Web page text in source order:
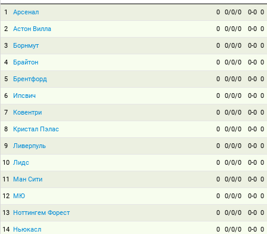
1 Арсенал 0 0/0/0 0-0 0
2 Астон Вилла 0 0/0/0 0-0 0
3 Борнмут 0 0/0/0 0-0 0
4 Брайтон 0 0/0/0 0-0 0
5 Брентфорд 0 0/0/0 0-0 0
6 Ипсвич 0 0/0/0 0-0 0
7 Ковентри 0 0/0/0 0-0 0
8 Кристал Пэлас 0 0/0/0 0-0 0
9 Ливерпуль 0 0/0/0 0-0 0
10 Лидс 0 0/0/0 0-0 0
11 Ман Сити 0 0/0/0 0-0 0
12 МЮ 0 0/0/0 0-0 0
13 Ноттингем Форест 0 0/0/0 0-0 0
14 Ньюкасл 0 0/0/0 0-0 0